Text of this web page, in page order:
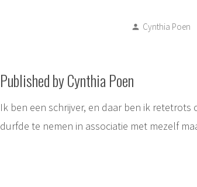
Posted
Cynthia Poen
Published by Cynthia Poen
Ik ben een schrijver, en daar ben ik
durfde te nemen in associatie met mezelf